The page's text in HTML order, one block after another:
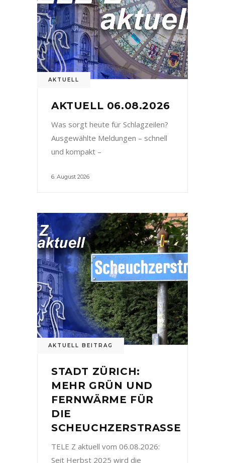
AKTUELL
AKTUELL 06.08.2026
Was sorgt heute für Schlagzeilen?
Ausgewählte Meldungen – schnell
und kompakt –
6. August 2026
AKTUELL BEITRAG
STADT ZÜRICH:
MEHR GRÜN UND
FERNWÄRME FÜR
DIE
SCHEUCHZERSTRASSE
TELE Z aktuell vom 06.08.2026:
Seit Herbst 2025 wird die